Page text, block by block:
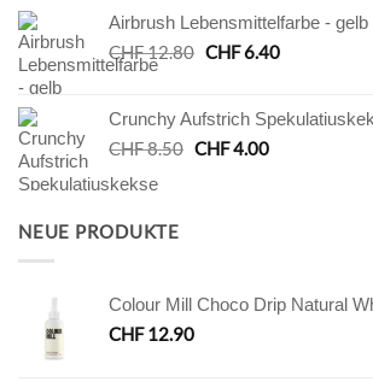
CHF 5.00CHF 2.50.
Airbrush Lebensmittelfarbe - gelb
CHF12.80 Ursprünglicher
CHF 12.80
CHF6.40Aktueller
CHF 6.40.
Crunchy Aufstrich
CHF8.50 Ursprünglicher
CHF4.00Aktueller
NEUE PRODUKTE
Colour Mill Choco Drip Natural
CHF12.90